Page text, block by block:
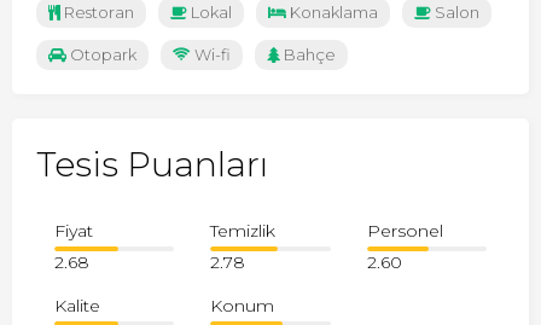
Restoran Lokal Konaklama Salon
Otopark Wi-fi Bahçe
Tesis Puanları
Fiyat
2.68
Temizlik
2.78
Personel
2.60
Kalite
Konum